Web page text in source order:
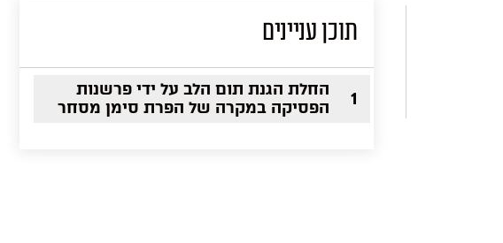
תוכן עניינים
1
החלת הגנת תום הלב על ידי פרשנות
הפסיקה במקרה של הפרת סימן מסחר